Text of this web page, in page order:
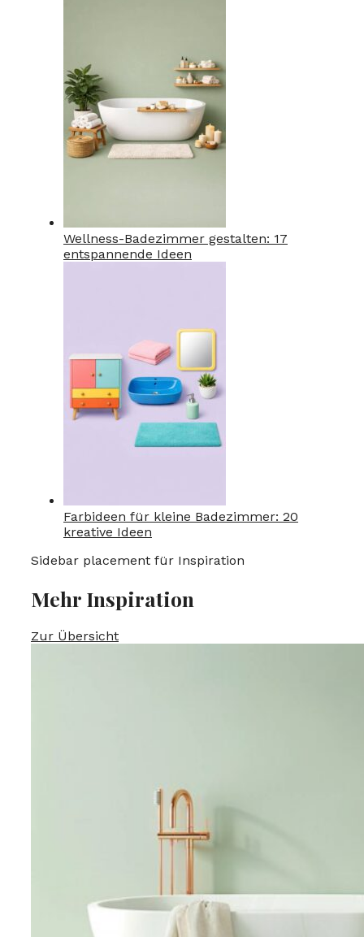
Wellness-Badezimmer gestalten: 17
entspannende Ideen
Farbideen für kleine Badezimmer: 20
kreative Ideen
Sidebar placement für Inspiration
Mehr Inspiration
Zur Übersicht